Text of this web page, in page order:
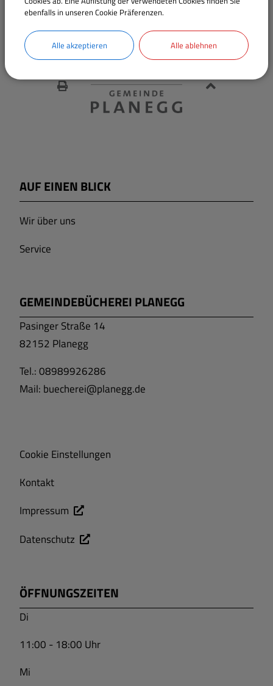
DRUCKEN
AUF EINEN BLICK
Wir über uns
Service
GEMEINDEBÜCHEREI PLANEGG
Pasinger Straße 14
82152 Planegg
Tel.: 08989926286
Mail: buecherei@planegg.de
Cookie Einstellungen
Kontakt
Impressum
Datenschutz
ÖFFNUNGSZEITEN
Di
11:00 - 18:00 Uhr
Mi
ebenfalls in unseren Cookie Präferenzen.
Alle akzeptieren Alle ablehnen